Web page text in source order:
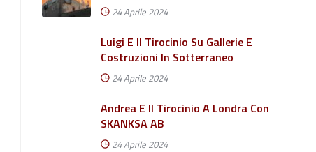
24 Aprile 2024
Luigi E Il Tirocinio Su Gallerie E
Costruzioni In Sotterraneo
24 Aprile 2024
Andrea E Il Tirocinio A Londra Con
SKANKSA AB
24 Aprile 2024